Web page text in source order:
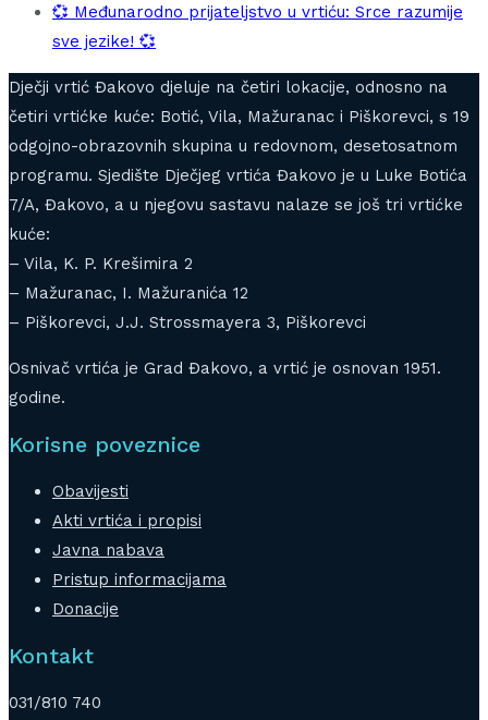
💞 Međunarodno prijateljstvo u vrtiću: Srce razumije
sve jezike! 💞
Dječji vrtić Đakovo djeluje na četiri lokacije, odnosno na
četiri vrtićke kuće: Botić, Vila, Mažuranac i Piškorevci, s 19
odgojno-obrazovnih skupina u redovnom, desetosatnom
programu. Sjedište Dječjeg vrtića Đakovo je u Luke Botića
7/A, Đakovo, a u njegovu sastavu nalaze se još tri vrtićke
kuće:
– Vila, K. P. Krešimira 2
– Mažuranac, I. Mažuranića 12
– Piškorevci, J.J. Strossmayera 3, Piškorevci
Osnivač vrtića je Grad Đakovo, a vrtić je osnovan 1951.
godine.
Korisne poveznice
Obavijesti
Akti vrtića i propisi
Javna nabava
Pristup informacijama
Donacije
Kontakt
031/810 740